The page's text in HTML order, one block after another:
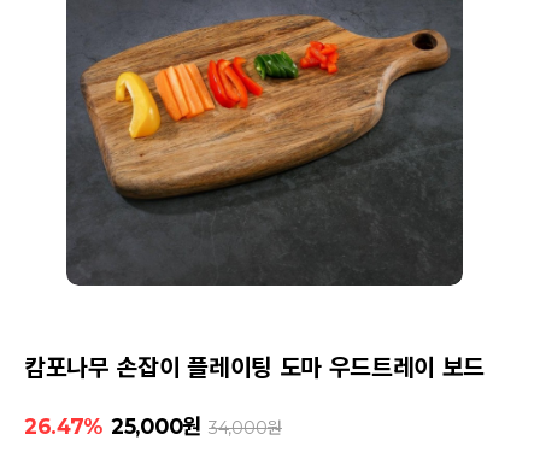
캄포나무 손잡이 플레이팅 도마 우드트레이 보드
26.47% 25,000원 34,000원